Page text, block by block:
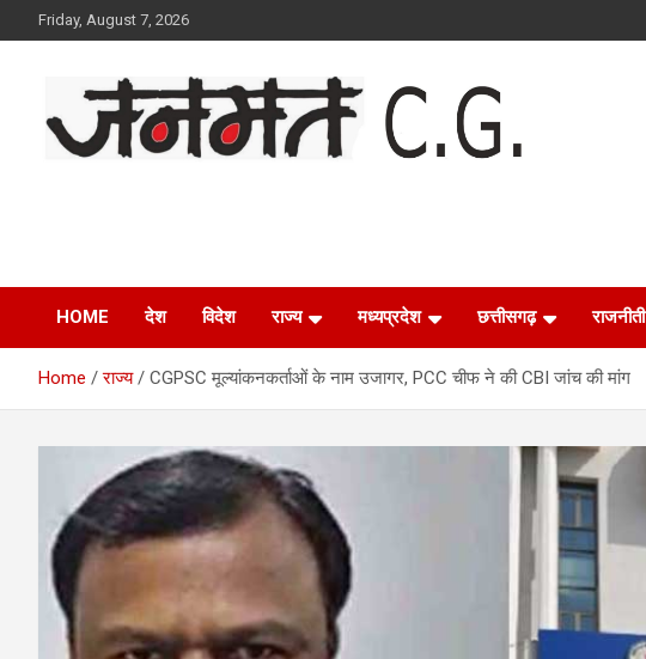
to
Friday, August 7, 2026
HOME देश विदेश राज्य मध्यप्रदेश छत्तीसगढ़ राजनीती
Home राज्य CGPSC मूल्यांकनकर्ताओं के नाम उजागर, PCC चीफ ने की CBI जांच की मांग